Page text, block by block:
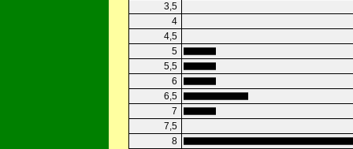
3,5
4
4,5
5
5,5
6
6,5
7
7,5
8